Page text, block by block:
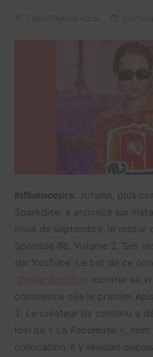
Influenceurs. Johann, plus
Sparkdise, a annoncé sur
mois de septembre, le retour
Spardise IRL Volume 2. Ses
sur YouTube. Le but de ce
: montrer sa
commence dès le premier
2. Le créateur de contenu a
loin de « La Fabuleuse »,
collocation. Il y résidait